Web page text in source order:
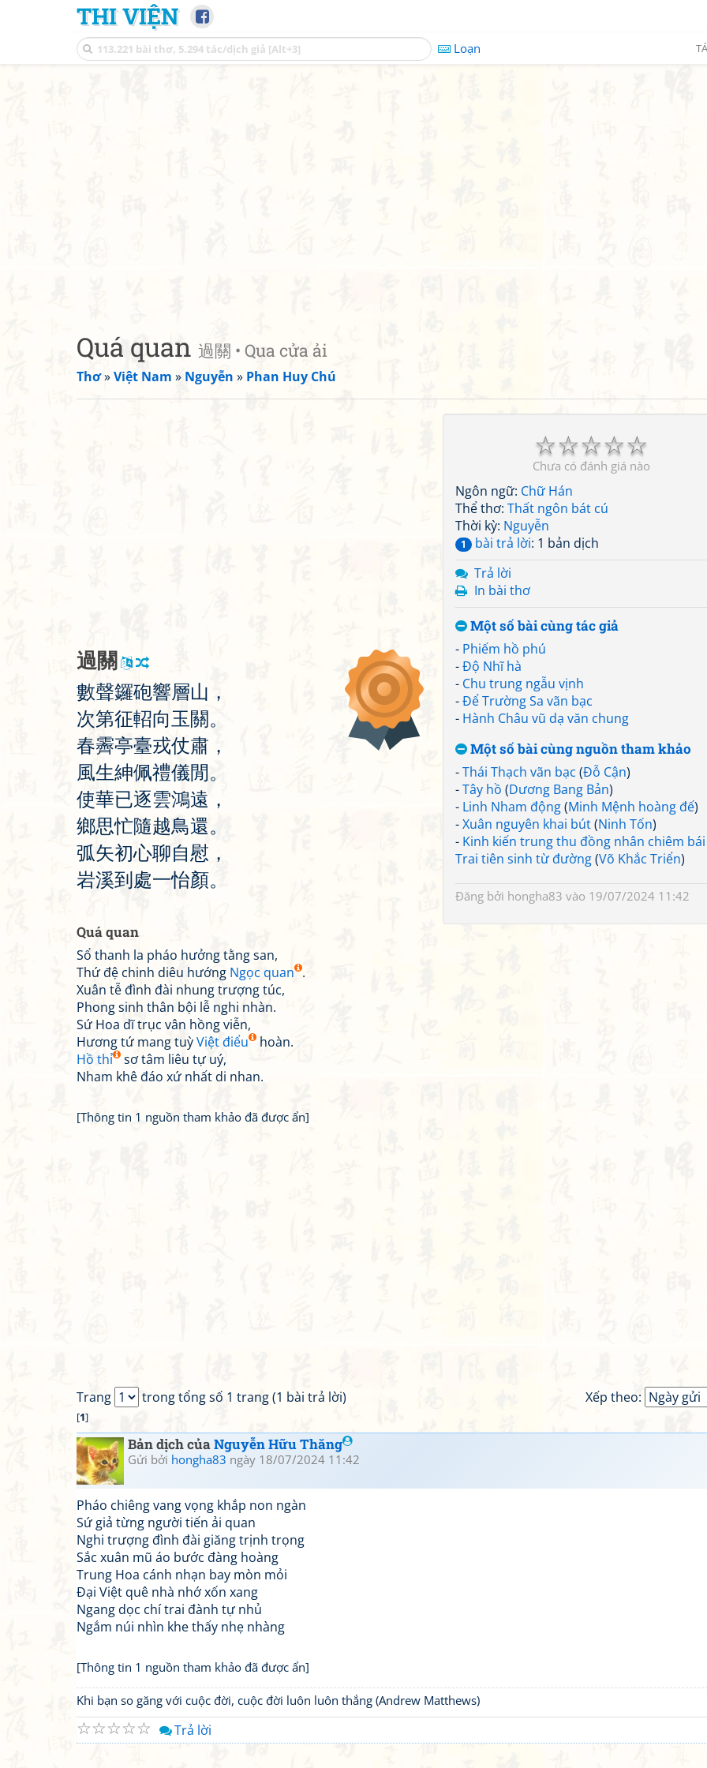
THI VIỆN
Loạn
Quá quan 過關 • Qua cửa ải
Thơ»Việt Nam » Nguyễn » Phan Huy Chú
☆
☆
☆
☆
☆
Chưa có đánh giá nào
Ngôn ngữ: Chữ Hán
Thể thơ: Thất ngôn bát cú
Thời kỳ: Nguyễn
1 bài trả lời: 1 bản dịch
Trả lời
In bài thơ
Một số bài cùng tác giả
- Phiếm hồ phú
-Độ Nhĩ hà
- Chu trung ngẫu vịnh
-Để Trường Sa vãn bạc
- Hành Châu vũ dạ văn chung
Một số bài cùng nguồn tham khảo
-Thái Thạch vãn bạc (Đỗ Cận)
-Tây hồ (Dương Bang Bản)
- Linh Nham động(Minh Mệnh hoàng đế)
-Xuân nguyên khai bút(Ninh Tốn)
- Kinh kiến trung thu đồng nhân chiêm
Trai tiên sinh từ đường(Võ Khắc Triển)
Đăng bởi hongha83 vào 19/07/2024 11:42
過關
數聲鑼砲響層山 ，
次第征軺向 玉關。
春霽亭臺戎仗肅 ，
風生紳佩禮儀閒。
使華已逐雲鴻遠 ，
鄉思忙隨越鳥還。
弧矢初心聊自慰 ，
岩溪到 處一怡顏。
Quá quan
Sổ thanh la pháo hưởng tằng san,
Thứ đệ chinh diêu hướng Ngọc quan .
Xuân tễ đình đài nhung trượng túc,
Phong sinh thân bội lễ nghi nhàn.
Sứ Hoa dĩ trục vân hồng viễn,
Hương tứ mang tuỳViệt điểu
hoàn.
Hồ thỉ
sơ tâm liêu tự uý,
Nham khê đáo xứ nhất di nhan.
[Thông tin 1 nguồn tham khảo đã được ẩn]
Xếp theo:
Trang trong tổng số 1 trang (1 bài trả lời)
[1]
Bản dịch củaNguyễn Hữu Thăng
Gửi bởi hongha83 ngày 18/07/2024 11:42
Pháo chiêng vang vọng khắp non ngàn
Sứ giả từng người tiến ải quan
Nghi trượng đình đài giăng trịnh trọng
Sắc xuân mũ áo bước đàng hoàng
Trung Hoa cánh nhạn bay mòn mỏi
Đại Việt quê nhà nhớ xốn xang
Ngang dọc chí trai đành tự nhủ
Ngắm núi nhìn khe thấy nhẹ nhàng
[Thông tin 1 nguồn tham khảo đã được ẩn]
Khi bạn so găng với cuộc đời, cuộc đời luôn luôn thắng (Andrew Matthews)
☆
☆
☆
☆
☆ Trả lời